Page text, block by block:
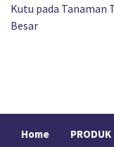
Kutu pada Tanaman
Besar
Home